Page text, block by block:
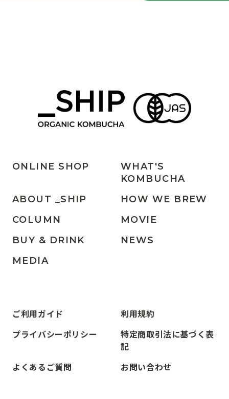
ONLINE SHOP
WHAT'S
KOMBUCHA
ABOUT _SHIP
HOW WE BREW
COLUMN
MOVIE
BUY & DRINK
NEWS
MEDIA
ご利用ガイド
利用規約
プライバシーポリシー
特定商取引法に基づく表
記
よくあるご質問
お問い合わせ